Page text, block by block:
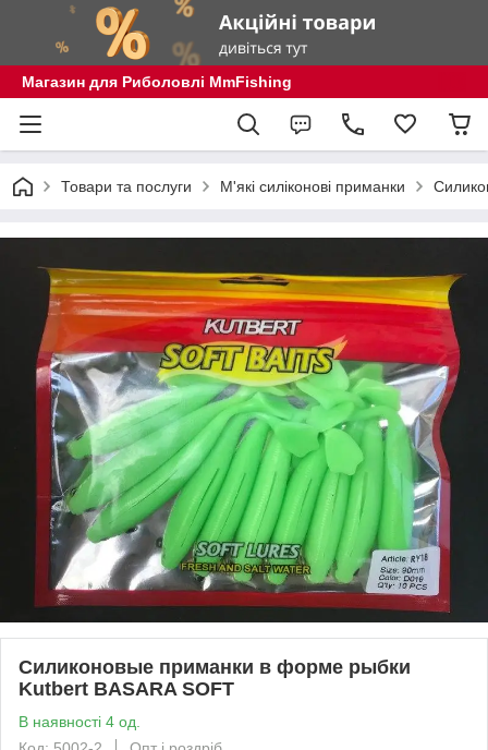
Магазин для Риболовлі MmFishing
Товари та послуги М'які силіконові приманки
Силиконовые приманки в форме рыбки
Kutbert BASARA SOFT
В наявності 4 од.